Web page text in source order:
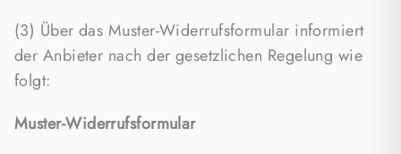
(3) Über das Muster-Widerrufsformular informiert
der Anbieter nach der gesetzlichen Regelung wie
folgt:
Muster-Widerrufsformular